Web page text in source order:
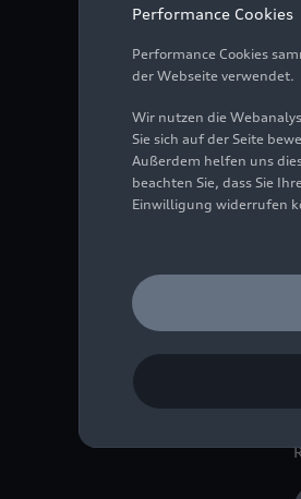
Performance Cookies
Performance Cookies
der Webseite verwendet.
Wir nutzen die
Sie sich auf der Seite
Außerdem helfen uns
beachten Sie, dass Sie
Einwilligung widerrufen